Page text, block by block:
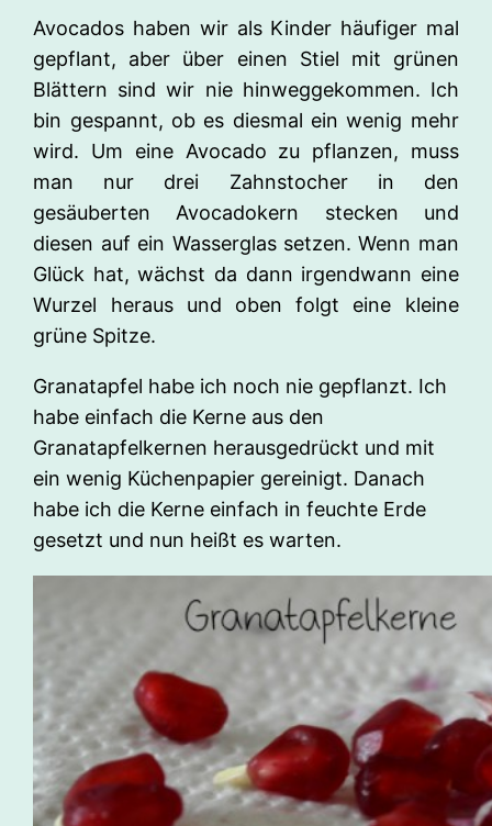
Avocados haben wir als Kinder häufiger mal
gepflant, aber über einen Stiel mit grünen
Blättern sind wir nie hinweggekommen. Ich
bin gespannt, ob es diesmal ein wenig mehr
wird. Um eine Avocado zu pflanzen, muss
man nur drei Zahnstocher in den
gesäuberten Avocadokern stecken und
diesen auf ein Wasserglas setzen. Wenn man
Glück hat, wächst da dann irgendwann eine
Wurzel heraus und oben folgt eine kleine
grüne Spitze.
Granatapfel habe ich noch nie gepflanzt. Ich
habe einfach die Kerne aus den
Granatapfelkernen herausgedrückt und mit
ein wenig Küchenpapier gereinigt. Danach
habe ich die Kerne einfach in feuchte Erde
gesetzt und nun heißt es warten.